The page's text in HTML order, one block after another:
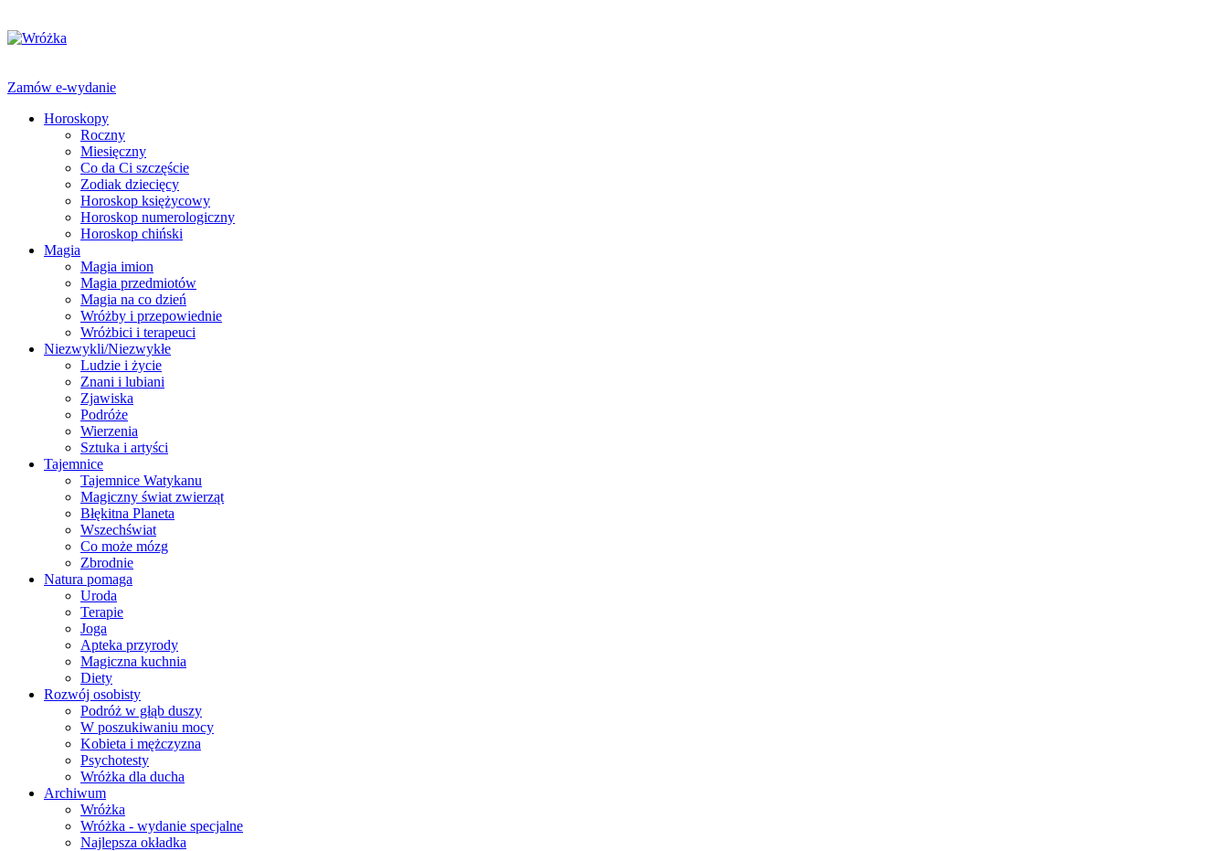
Zamów e-wydanie
Horoskopy
Roczny
Miesięczny
Co da Ci szczęście
Zodiak dziecięcy
Horoskop księżycowy
Horoskop numerologiczny
Horoskop chiński
Magia
Magia imion
Magia przedmiotów
Magia na co dzień
Wróżby i przepowiednie
Wróżbici i terapeuci
Niezwykli/Niezwykłe
Ludzie i życie
Znani i lubiani
Zjawiska
Podróże
Wierzenia
Sztuka i artyści
Tajemnice
Tajemnice Watykanu
Magiczny świat zwierząt
Błękitna Planeta
Wszechświat
Co może mózg
Zbrodnie
Natura pomaga
Uroda
Terapie
Joga
Apteka przyrody
Magiczna kuchnia
Diety
Rozwój osobisty
Podróż w głąb duszy
W poszukiwaniu mocy
Kobieta i mężczyzna
Psychotesty
Wróżka dla ducha
Archiwum
Wróżka
Wróżka - wydanie specjalne
Najlepsza okładka